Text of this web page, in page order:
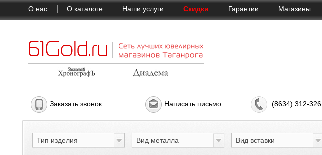
О нас О каталоге Наши услуги Скидки Гарантии Магазины
Заказать звонок Написать письмо (8634) 312-326
Тип изделия Вид металла Вид вставки